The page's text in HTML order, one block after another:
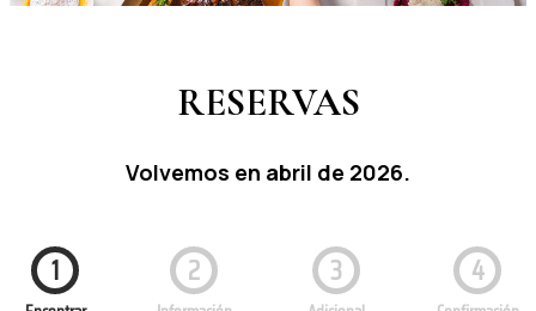
RESERVAS
Volvemos en abril de 2026.